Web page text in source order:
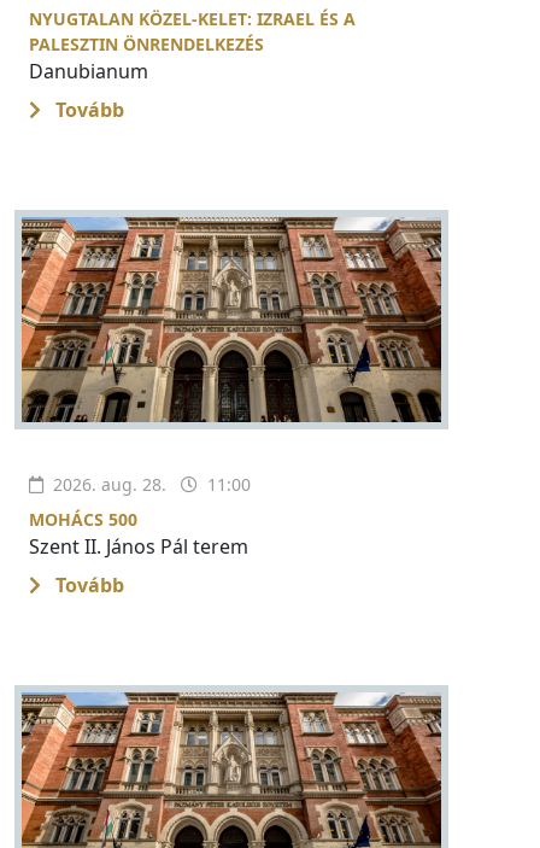
NYUGTALAN KÖZEL-KELET: IZRAEL ÉS A
PALESZTIN ÖNRENDELKEZÉS
Danubianum
Tovább
2026. aug. 28.
11:00
MOHÁCS 500
Szent II. János Pál terem
Tovább